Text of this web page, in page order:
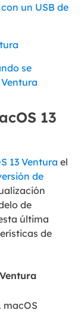
un USB de
se
13
13 Ventura el
de
de
última
de
macOS